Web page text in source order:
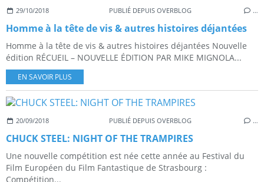
29/10/2018 PUBLIÉ DEPUIS OVERBLOG …
Homme à la tête de vis & autres histoires déjantées
Homme à la tête de vis & autres histoires déjantées Nouvelle
édition RÉCUEIL – NOUVELLE ÉDITION PAR MIKE MIGNOLA...
EN SAVOIR PLUS
20/09/2018 PUBLIÉ DEPUIS OVERBLOG …
CHUCK STEEL: NIGHT OF THE TRAMPIRES
Une nouvelle compétition est née cette année au Festival du
Film Européen du Film Fantastique de Strasbourg :
Compétition...